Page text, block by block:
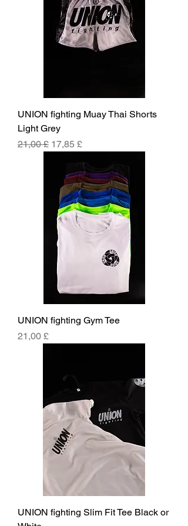
UNION fighting Muay Thai Shorts
Light Grey
Parastā cena
21,00 £ Izpārdošanas cena
17,85 £
UNION fighting Gym Tee
Cena
21,00 £
UNION fighting Slim Fit Tee Black or